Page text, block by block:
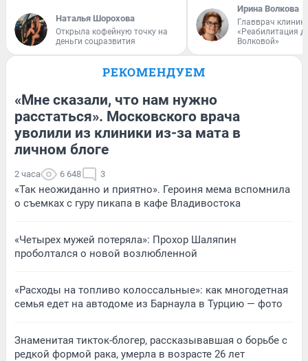
Наталья Шорохова
Открыла кофейную точку на
деньги соцразвития
Ирина Волкова
Главврач
«Реабилитация
Волковой»
РЕКОМЕНДУЕМ
«Мне сказали, что нам нужно
расстаться». Московского врача
уволили из клиники из-за мата в
личном блоге
2 часа 6 648 3
«Так неожиданно и приятно». Героиня мема вспомнила
о съемках с гуру пикапа в кафе Владивостока
«Четырех мужей потеряла»: Прохор Шаляпин
проболтался о новой возлюбленной
«Расходы на топливо колоссальные»: как многодетная
семья едет на автодоме из Барнаула в Турцию — фото
Знаменитая тикток-блогер, рассказывавшая о борьбе с
редкой формой рака, умерла в возрасте 26 лет